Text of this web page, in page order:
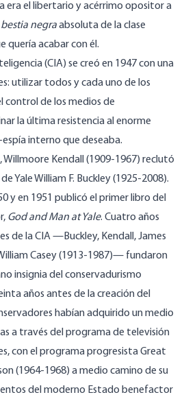
era el libertario y acérrimo opositor a
bestia negraabsoluta de la clase
quería acabar con él.
(CIA) se creó en 1947 con una
utilizar todos y cada uno de los
control de los medios de
la última resistencia al enorme
interno que deseaba.
Willmoore Kendall (1909-1967) reclutó
Yale William F. Buckley (1925-2008).
y en 1951 publicó el primer libro del
God and Man at Yale. Cuatro años
de la CIA —Buckley, Kendall, James
Casey (1913-1987)— fundaron
insignia del conservadurismo
años antes de la creación del
habían adquirido un medio
a través del programa de televisión
con el programa progresista Great
(1964-1968) a medio camino de su
del moderno Estado benefactor